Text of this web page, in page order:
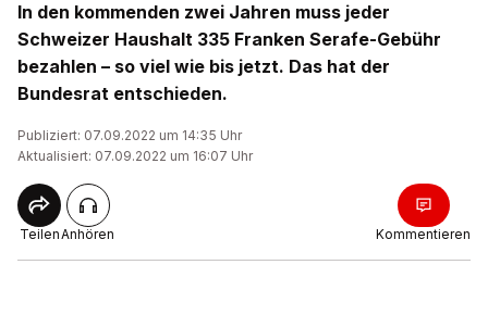
In den kommenden zwei Jahren muss jeder
Schweizer Haushalt 335 Franken Serafe-Gebühr
bezahlen – so viel wie bis jetzt. Das hat der
Bundesrat entschieden.
Publiziert: 07.09.2022 um 14:35 Uhr
Aktualisiert: 07.09.2022 um 16:07 Uhr
TeilenAnhören Kommentieren